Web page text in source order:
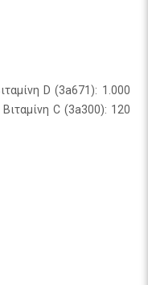
D (3a671): 1.000
C (3a300): 120